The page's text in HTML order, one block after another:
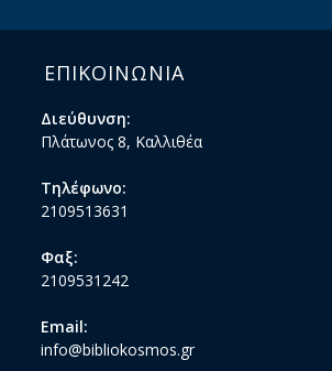
ΕΠΙΚΟΙΝΩΝΙΑ
Διεύθυνση:
Πλάτωνος 8, Καλλιθέα
Τηλέφωνο:
2109513631
Φαξ:
2109531242
Email:
info@bibliokosmos.gr